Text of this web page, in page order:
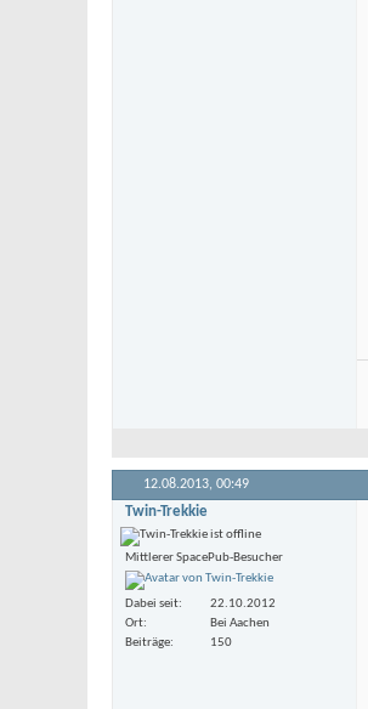
12.08.2013, 00:49
Twin-Trekkie
Mittlerer SpacePub-Besucher
Dabei seit
22.10.2012
Ort
Bei Aachen
Beiträge
150